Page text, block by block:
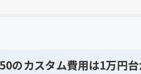
のカスタム費用は1万円